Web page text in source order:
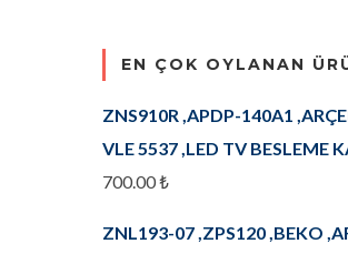
EN ÇOK OYLANAN
ZNS910R ,APDP-140A1
VLE 5537 ,LED TV BESLEME
700.00₺
ZNL193-07 ,ZPS120 ,BEKO